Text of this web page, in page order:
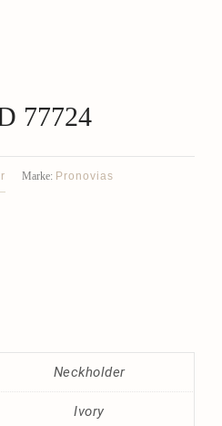
77724
Marke: Pronovias
Neckholder
Ivory